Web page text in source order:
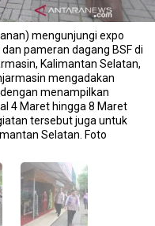
mengunjungi expo
pameran dagang BSF di
Kalimantan Selatan,
mengadakan
menampilkan
4 Maret hingga 8 Maret
tersebut juga untuk
Selatan. Foto